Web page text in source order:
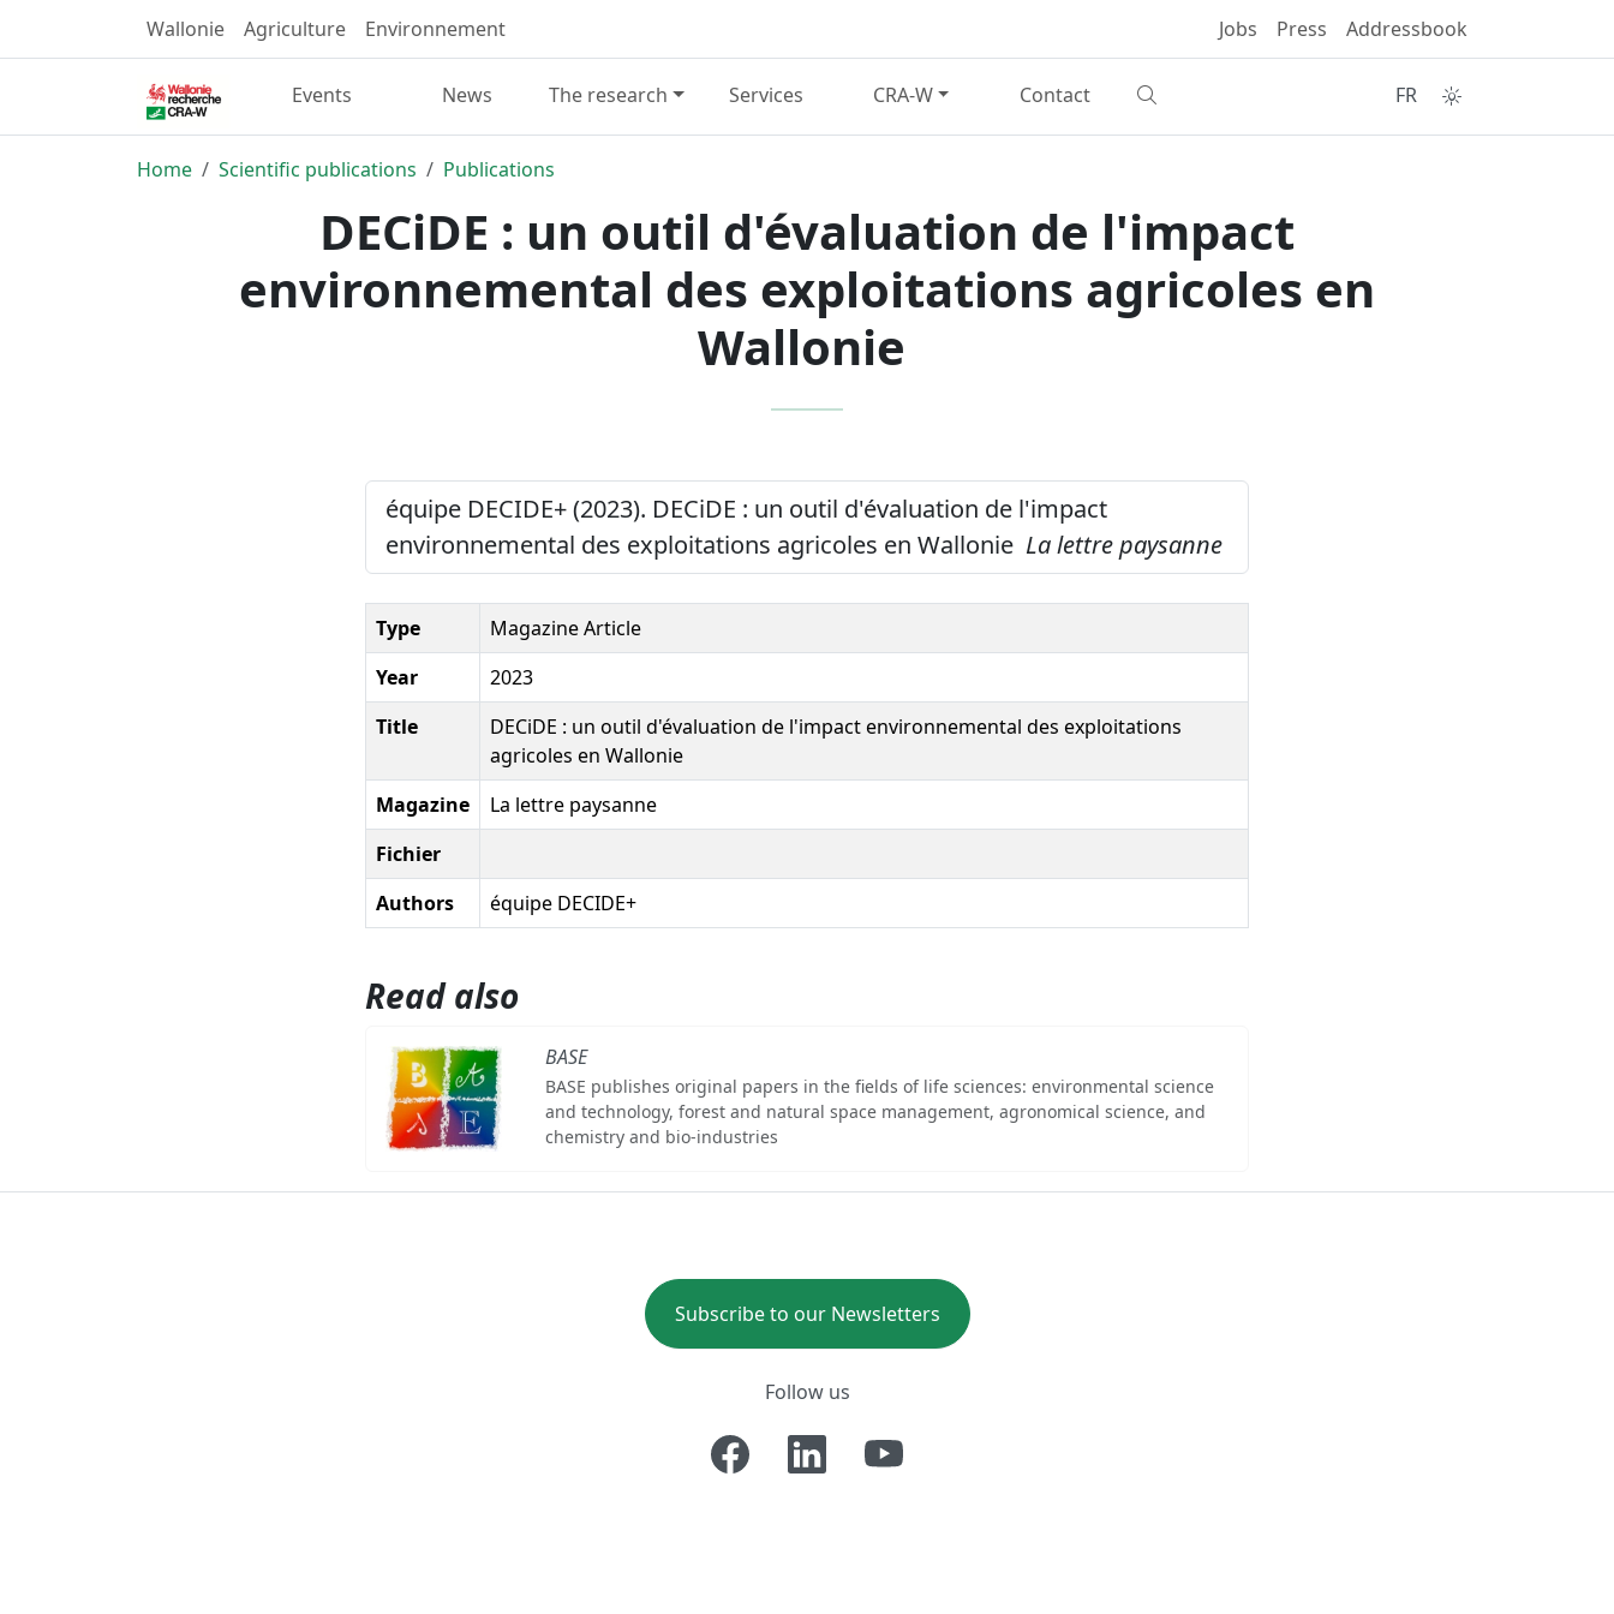
Wallonie Agriculture Environnement Jobs Press Addressbook
Events News The research Services CRA-W Contact FR
Home Scientific publications Publications
DECiDE : un outil d'évaluation de l'impact
environnemental des exploitations agricoles en
Wallonie
équipe DECIDE+ (2023). DECiDE : un outil d'évaluation de l'impact
environnemental des exploitations agricoles en Wallonie La lettre paysanne
Type
Magazine Article
Year
2023
Title
DECiDE : un outil d'évaluation de l'impact environnemental des exploitations
agricoles en Wallonie
Magazine
La lettre paysanne
Fichier
Authors
équipe DECIDE+
Read also
BASE
BASE publishes original papers in the fields of life sciences: environmental science
and technology, forest and natural space management, agronomical science, and
chemistry and bio-industries
Subscribe to our Newsletters
Follow us